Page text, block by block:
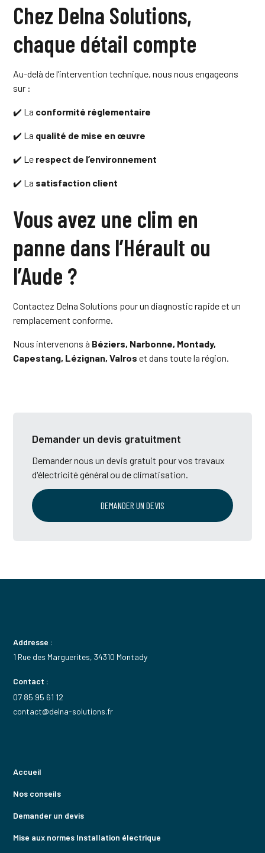
Chez Delna Solutions,
chaque détail compte
Au-delà de l’intervention technique, nous nous engageons
sur :
✔️ La conformité réglementaire
✔️ La qualité de mise en œuvre
✔️ Le respect de l’environnement
✔️ La satisfaction client
Vous avez une clim en
panne dans l’Hérault ou
l’Aude ?
Contactez Delna Solutions pour un diagnostic rapide et un
remplacement conforme.
Nous intervenons à Béziers, Narbonne, Montady,
Capestang, Lézignan, Valros et dans toute la région.
Demander un devis gratuitment
Demander nous un devis gratuit pour vos travaux
d'électricité général ou de climatisation.
DEMANDER UN DEVIS
Addresse :
1 Rue des Marguerites, 34310 Montady
Contact :
07 85 95 61 12
contact@delna-solutions.fr
Accueil
Nos conseils
Demander un devis
Mise aux normes Installation électrique